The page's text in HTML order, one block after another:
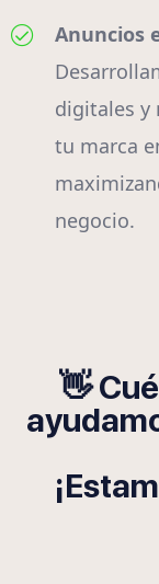
Anuncios
digitales y
tu marca
negocio.
👋